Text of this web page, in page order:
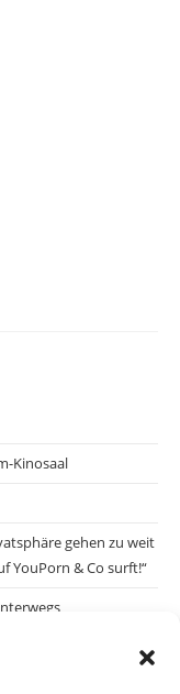
Kinosaal
gehen zu weit
YouPorn & Co surft!“
einem Anschlag wäre